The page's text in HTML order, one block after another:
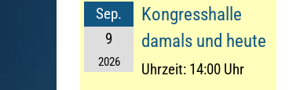
Sep.
9
2026
Kongresshalle
damals und heute
Uhrzeit: 14:00 Uhr